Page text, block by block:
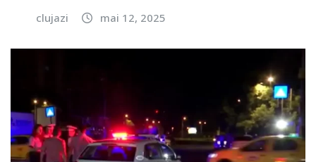
clujazi mai 12, 2025